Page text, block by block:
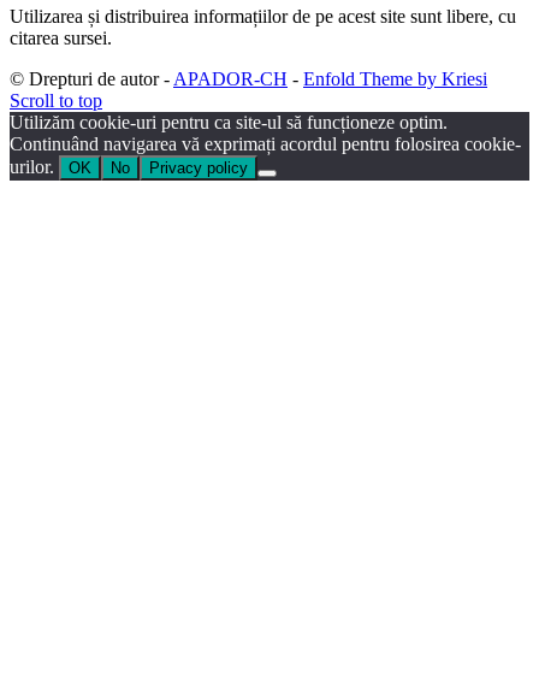
Utilizarea și distribuirea informațiilor de pe acest site sunt libere, cu
citarea sursei.
© Drepturi de autor - APADOR-CH - Enfold Theme by Kriesi
Scroll to top
Utilizăm cookie-uri pentru ca site-ul să funcționeze optim.
Continuând navigarea vă exprimați acordul pentru folosirea cookie-
urilor.
OK No Privacy policy